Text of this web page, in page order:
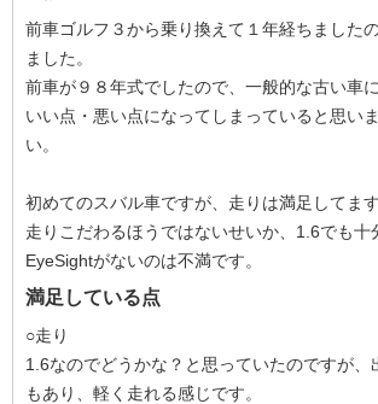
前車ゴルフ３から乗り換えて１年経ちました
ました。
前車が９８年式でしたので、一般的な古い車
いい点・悪い点になってしまっていると思い
い。
初めてのスバル車ですが、走りは満足してま
走りこだわるほうではないせいか、1.6でも十
EyeSightがないのは不満です。
満足している点
○走り
1.6なのでどうかな？と思っていたのですが、
もあり、軽く走れる感じです。